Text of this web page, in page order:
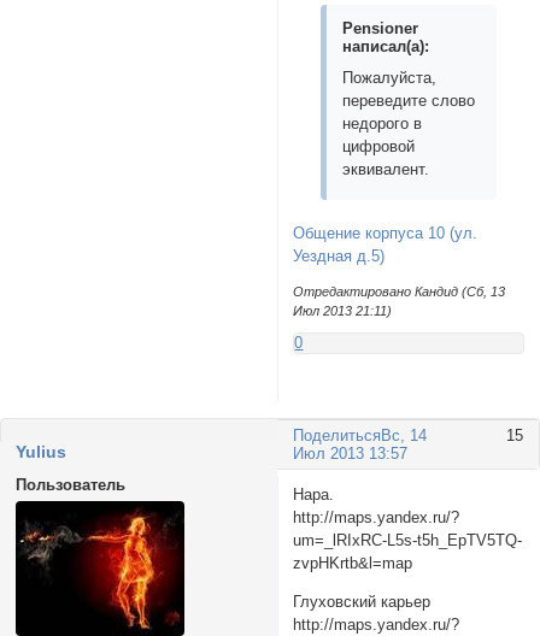
Pensioner
написал(а):
Пожалуйста,
переведите слово
недорого в
цифровой
эквивалент.
Общение корпуса 10 (ул.
Уездная д.5)
Отредактировано Кандид (Сб, 13
Июл 2013 21:11)
0
Поделиться 15
Вс, 14
Июл 2013 13:57
Yulius
Пользователь
Нара.
http://maps.yandex.ru/?
um=_lRIxRC-L5s-t5h_EpTV5TQ-
zvpHKrtb&l=map
Глуховский карьер
http://maps.yandex.ru/?